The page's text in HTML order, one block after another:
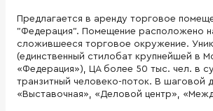
Предлагается в аренду торговое
"Федерация". Помещение расположено
сложившееся торговое окружение.
(единственный стилобат крупнейшей в
«Федерация»), ЦА более 50 тыс. чел. в
транзитный человеко-поток. В шаговой
«Выставочная», «Деловой центр»,